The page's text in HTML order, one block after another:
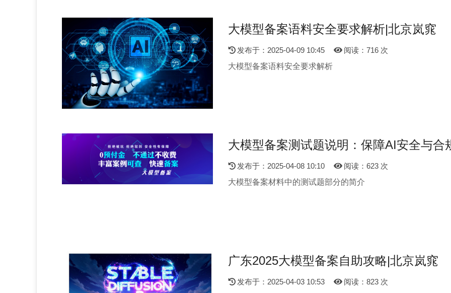
大模型备案语料安全要求解析|北京岚窕
发布于：2025-04-09 10:45
阅读：716 次
大模型备案语料安全要求解析
大模型备案测试题说明：保障AI安全与合
发布于：2025-04-08 10:10
阅读：623 次
大模型备案材料中的测试题部分的简介
广东2025大模型备案自助攻略|北京岚窕
发布于：2025-04-03 10:53
阅读：823 次